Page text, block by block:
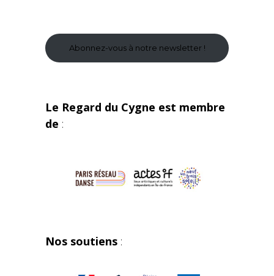
Abonnez-vous à notre newsletter !
Le Regard du Cygne est membre
de :
Nos soutiens :